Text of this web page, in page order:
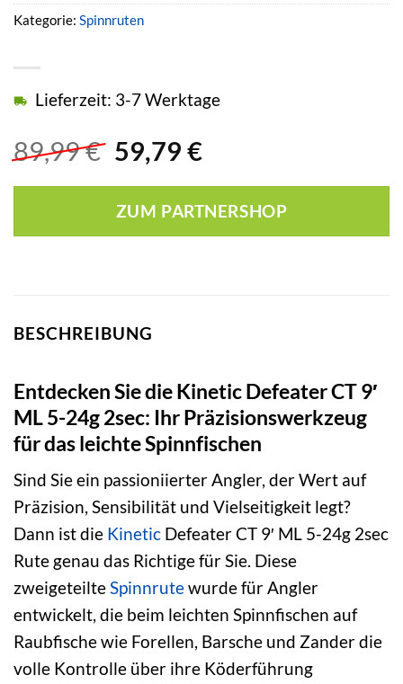
89,99€ Ursprünglicher
war:
89,99 €
59,79 €Aktueller
ist:
59,79 €.
Lieferzeit: 3-7 Werktage
ZUM PARTNERSHOP
Kategorie: Spinnruten
BESCHREIBUNG
Entdecken Sie die Kinetic Defeater CT 9′
ML 5-24g 2sec: Ihr Präzisionswerkzeug
für das leichte Spinnfischen
Sind Sie ein passioniierter Angler, der Wert auf
Präzision, Sensibilität und Vielseitigkeit legt?
Dann ist die Kinetic Defeater CT 9′ ML 5-24g 2sec
Rute genau das Richtige für Sie. Diese
zweigeteilteSpinnrutewurde für Angler
entwickelt, die beim leichten Spinnfischen auf
Raubfische wie Forellen, Barsche und Zander die
volle Kontrolle über ihre Köderführung